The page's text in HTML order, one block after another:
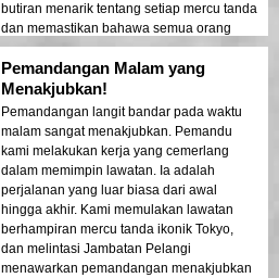
butiran menarik tentang setiap mercu tanda
dan memastikan bahawa semua orang
terhibur dan selamat sepanjang
pengalaman itu. Cahaya-cahaya bandar
yang memantulkan di teluk mencipta
suasana seperti mimpi yang meninggalkan
kesan yang mendalam. Lawatan ini adalah
ideal untuk pengunjung kali pertama yang
ingin merasai gabungan pengembaraan
dan pemandangan. Kontras antara struktur
moden Tokyo dan kawasan bersejarah
dipamerkan dengan indah dalam cahaya
malam. Saya sangat mengesyorkan
lawatan ini kepada sesiapa sahaja!
Pemandangan Malam yang
Menakjubkan!
Pemandangan langit bandar pada waktu
malam sangat menakjubkan. Pemandu
kami melakukan kerja yang cemerlang
dalam memimpin lawatan. Ia adalah
perjalanan yang luar biasa dari awal
hingga akhir. Kami memulakan lawatan
berhampiran mercu tanda ikonik Tokyo,
dan melintasi Jambatan Pelangi
menawarkan pemandangan menakjubkan